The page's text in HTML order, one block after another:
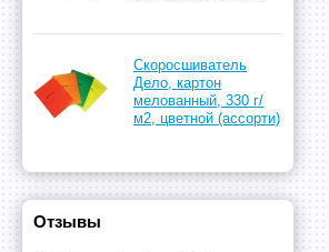
Скоросшиватель
Дело, картон
мелованный, 330 г/
м2, цветной (ассорти)
Отзывы